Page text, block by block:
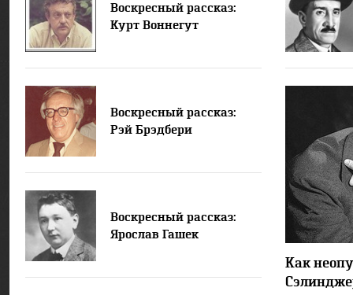
Воскресный рассказ:
Курт Воннегут
Воскресный рассказ:
Рэй Брэдбери
Воскресный рассказ:
Ярослав Гашек
Как